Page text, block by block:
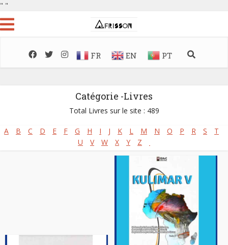
" "
FR EN PT
Catégorie -Livres
Total Livres sur le site : 489
A B C D E F G H I J K L M N O P R S
T
U
V W X Y Z